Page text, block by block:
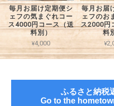
毎月お届け定期便シ
ェフの気まぐれコー
ス4000円コース（送
料別）
¥4,000
毎月お届
ェフのお
ス2000円
料
ふるさと納税
Go to the